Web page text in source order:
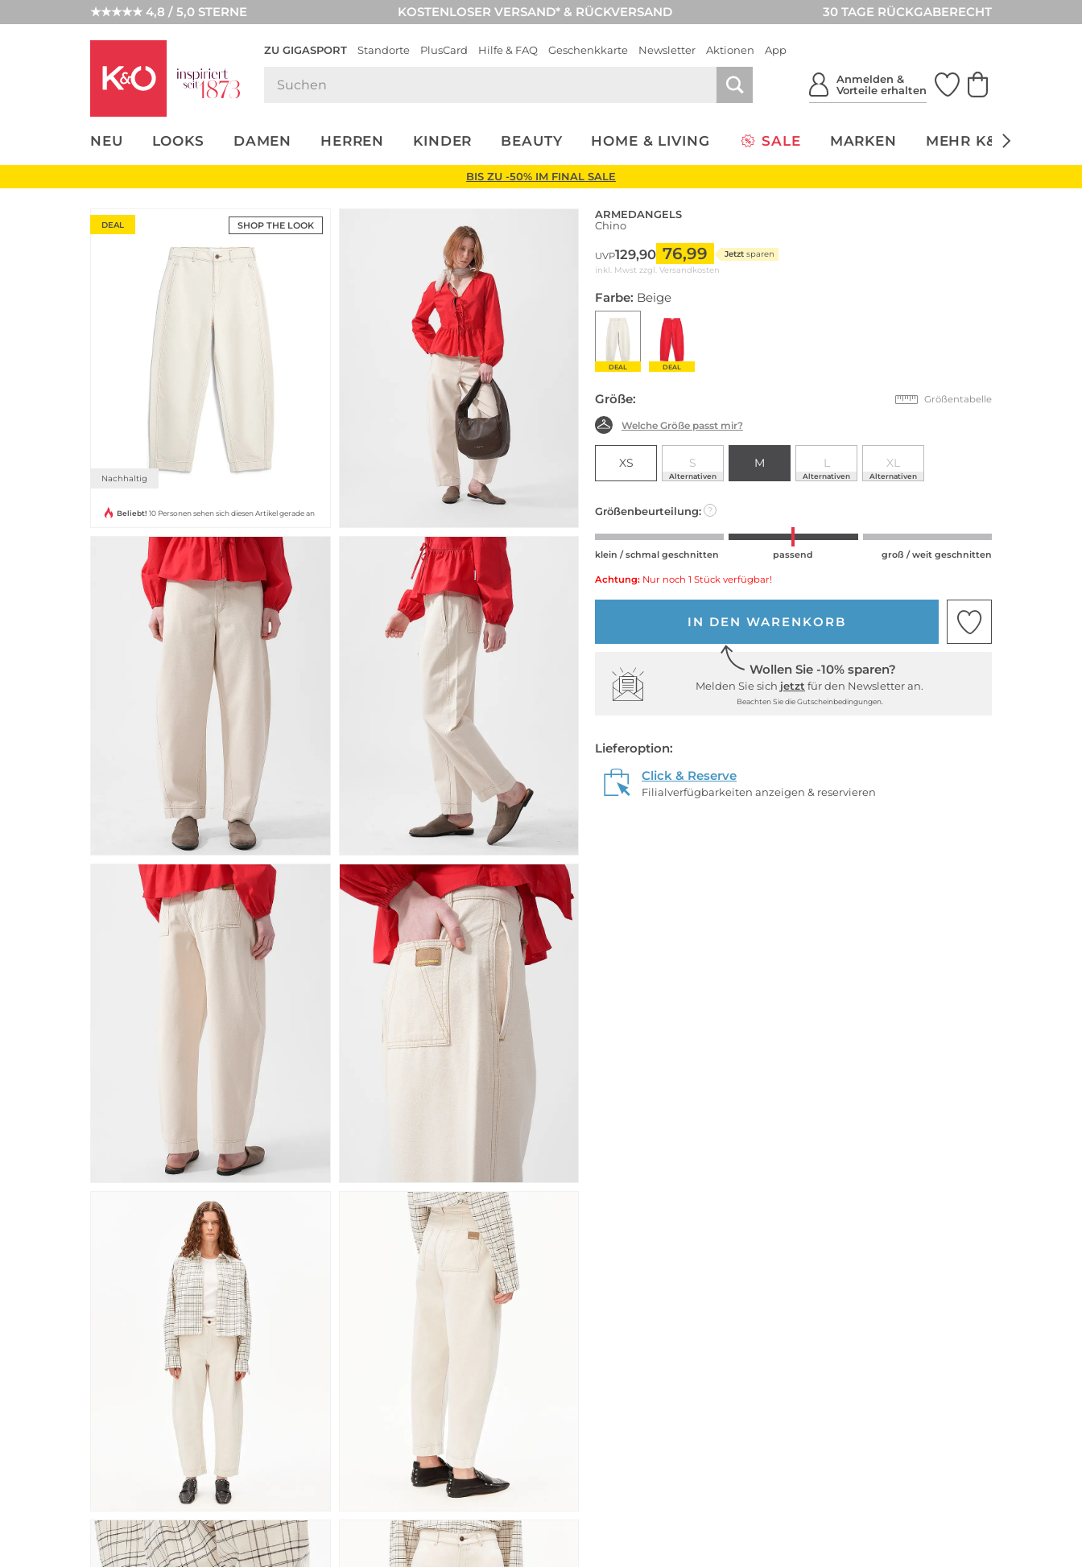
★★★★★ 4,8 / 5,0 STERNE KOSTENLOSER VERSAND* & RÜCKVERSAND 30 TAGE RÜCKGABERECHT
ZU GIGASPORT Standorte PlusCard Hilfe & FAQ Geschenkkarte Newsletter Aktionen App
Anmelden &
Vorteile erhalten
NEU LOOKS DAMEN HERREN KINDER BEAUTY HOME & LIVING SALE MARKEN MEHR K&Ö
UNSERE APP
CLICK &
BIS ZU -50% IM FINAL SALE
SHOP THE LOOK
DEAL
Nachhaltig
Beliebt! 10 Personen sehen sich diesen Artikel gerade an
ARMEDANGELS
Chino
UVP129,90 76,99 Jetzt sparen
inkl. Mwst zzgl. Versandkosten
Farbe: Beige
DEAL DEAL
Größe: Größentabelle
Welche Größe passt mir?
XS S
Alternativen
M L
Alternativen
XL
Alternativen
Größenbeurteilung: ?
klein / schmal geschnitten passend groß / weit geschnitten
Achtung: Nur noch 1 Stück verfügbar!
IN DEN WARENKORB
Wollen Sie -10% sparen?
Melden Sie sich jetzt für den Newsletter an.
Beachten Sie die Gutscheinbedingungen.
Lieferoption:
Click & Reserve
Filialverfügbarkeiten anzeigen & reservieren